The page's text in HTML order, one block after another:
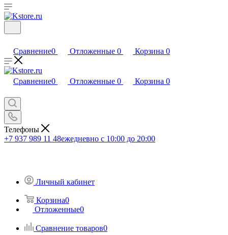
Сравнение0 Отложенные 0 Корзина 0
Сравнение0 Отложенные 0 Корзина 0
Телефоны
+7 937 989 11 48ежедневно с 10:00 до 20:00
Личный кабинет
Корзина0
Отложенные0
Сравнение товаров0